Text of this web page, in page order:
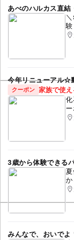
るろうに剣心
あべのハルカス直
験
今年リニューアル☆
クーポン 家族で使
3歳から体験できる
か
みんなで、おいで